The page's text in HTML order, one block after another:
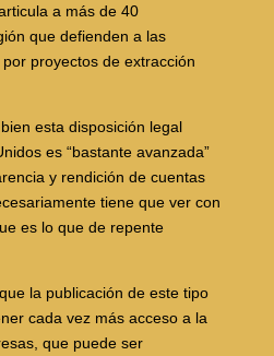
a más de 40
que defienden a las
proyectos de extracción
esta disposición legal
es “bastante avanzada”
y rendición de cuentas
tiene que ver con
es lo que de repente
la publicación de este tipo
cada vez más acceso a la
que puede ser